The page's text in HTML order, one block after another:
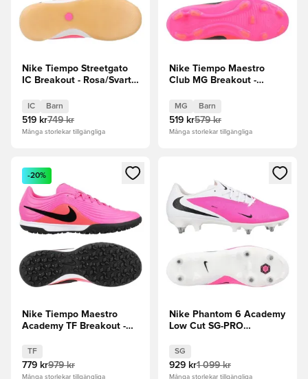
Nike Tiempo Streetgato
IC Breakout - Rosa/Svart
IC Barn
519 kr749 kr
Många storlekar tillgängliga
Nike Tiempo Maestro
Club MG Breakout -
MG Barn
519 kr579 kr
Många storlekar tillgängliga
Öppnar en Modal för att logga in eller registrera dig som
-20%
Nike Tiempo Maestro
Academy TF Breakout -
TF
779 kr979 kr
Många storlekar tillgängliga
Öppnar en Modal för att
Nike Phantom 6 Academy
Low Cut SG-PRO
SG
929 kr1 099 kr
Många storlekar tillgängliga